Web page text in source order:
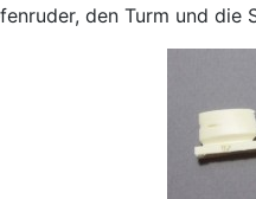
den Turm und die